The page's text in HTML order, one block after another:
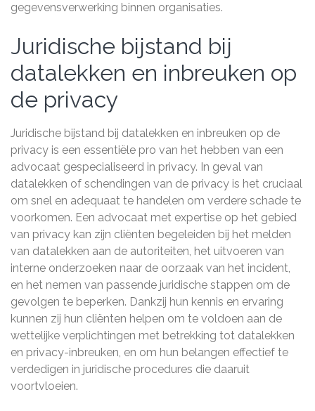
gegevensverwerking binnen organisaties.
Juridische bijstand bij
datalekken en inbreuken op
de privacy
Juridische bijstand bij datalekken en inbreuken op de
privacy is een essentiële pro van het hebben van een
advocaat gespecialiseerd in privacy. In geval van
datalekken of schendingen van de privacy is het cruciaal
om snel en adequaat te handelen om verdere schade te
voorkomen. Een advocaat met expertise op het gebied
van privacy kan zijn cliënten begeleiden bij het melden
van datalekken aan de autoriteiten, het uitvoeren van
interne onderzoeken naar de oorzaak van het incident,
en het nemen van passende juridische stappen om de
gevolgen te beperken. Dankzij hun kennis en ervaring
kunnen zij hun cliënten helpen om te voldoen aan de
wettelijke verplichtingen met betrekking tot datalekken
en privacy-inbreuken, en om hun belangen effectief te
verdedigen in juridische procedures die daaruit
voortvloeien.